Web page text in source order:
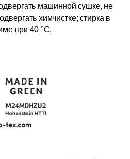
машинной сушке, не
химчистке; стирка в
при 40 °C.
и